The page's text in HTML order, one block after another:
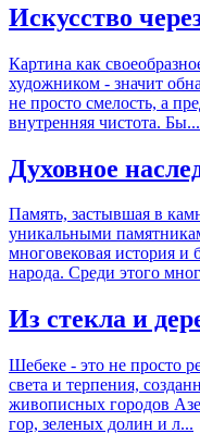
Искусство
Картина как
художником - значит
не просто смелость, а
внутренняя чистота. Бы...
Духовное
Память, застывшая в
уникальными
многовековая история и
народа. Среди этого
Из стекла и
Шебеке - это не просто
света и терпения,
живописных городов
гор, зеленых долин и л...